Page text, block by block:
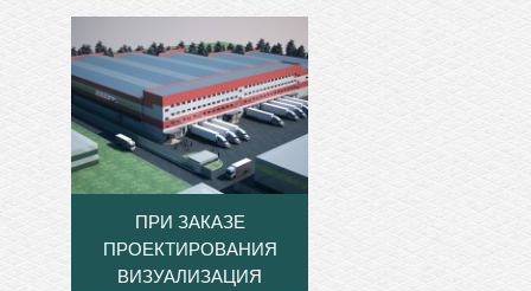
ПРИ ЗАКАЗЕ
ПРОЕКТИРОВАНИЯ
ВИЗУАЛИЗАЦИЯ